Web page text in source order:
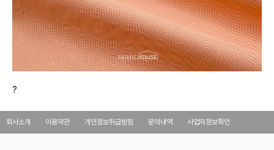
?
회사소개 이용약관 개인정보취급방침 문의내역 사업자정보확인